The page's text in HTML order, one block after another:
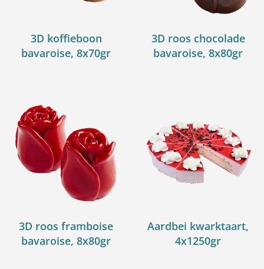
3D koffieboon
bavaroise, 8x70gr
3D roos chocolade
bavaroise, 8x80gr
3D roos framboise
bavaroise, 8x80gr
Aardbei kwarktaart,
4x1250gr